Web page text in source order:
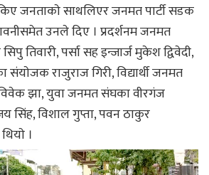
जनताकाे साथलिएर जनमत पार्टी सडक
उनले दिए । प्रदर्शनम जनमत
तिवारी, पर्सा सह इन्जार्ज मुकेश द्विवेदी,
राजुराज गिरी, विद्यार्थी जनमत
झा, युवा जनमत संघका वीरगंज
सिंह, विशाल गुप्ता, पवन ठाकुर
।